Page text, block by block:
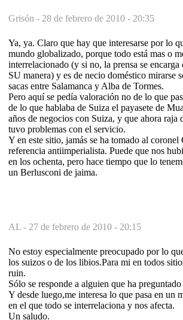
Grisón - 28 de febrero de 2010 - 20:35
Ya, ya. Claro que hay que interesarse por lo
mundo globalizado, porque todo está mas o
interrelacionado (y si no, la prensa se encarga
SU manera) y es de necio doméstico mirarse
sacas entre Salamanca y Alba de Tormes.
Pero aquí se pedía valoración no de lo que
de lo que hablaba de Suiza el payasete de
años de negocios con Suiza, y que ahora raja
tuvo problemas con el servicio.
Y en este sitio, jamás se ha tomado al
referencia antiimperialista. Puede que nos
en los ochenta, pero hace tiempo que lo
un Berlusconi de jaima.
AL - 27 de febrero de 2010 - 20:15
No estoy especialmente preocupado por lo
los suizos o de los libios.Para mi en todos
ruin.
Sólo se responde a alguien que ha
Y desde luego,me interesa lo que pasa en un
en el que todo se interrelaciona y nos afecta.
Un saludo.